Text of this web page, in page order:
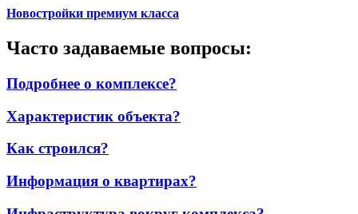
Новостройки премиум класса
Часто задаваемые вопросы:
Подробнее о комплексе?
Характеристик объекта?
Как строился?
Информация о квартирах?